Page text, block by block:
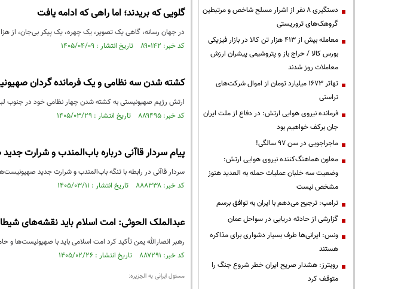
گلویی که بریدند؛ اما راهی که ادامه یافت
در جهان رسانه، گاهی یک تصویر، یک چهره، یک پیکر بی‌جان، از
کد خبر: ۸۹۰۱۴۲ تاریخ انتشار : ۱۴۰۵/۰۴/۰۹
کشته شدن سه نظامی و یک فرمانده گردان
ارتش رژیم صهیونیستی به کشته شدن چهار نظامی خود در جنوب
کد خبر: ۸۸۹۴۹۵ تاریخ انتشار : ۱۴۰۵/۰۳/۲۹
پیام سردار قاآنی درباره باب‌المندب و شرارت
سردار قاآنی در رابطه با تنگه باب‌المندب و شرارت جدید
کد خبر: ۸۸۸۳۳۸ تاریخ انتشار : ۱۴۰۵/۰۳/۱۱
عبدالملک الحوثی: امت اسلام باید نقشه‌های
رهبر انصارالله یمن تأکید کرد امت اسلامی باید با صهیونیست‌ها و
کد خبر: ۸۸۷۲۹۱ تاریخ انتشار : ۱۴۰۵/۰۲/۲۶
مسئول ایرانی به الجزیره:
دستگیری ۸ نفر از اشرار مسلح شاخص و مرتبطین
گروهک‌های تروریستی
معامله بیش از ۴۱۳ هزار تن کالا در بازار فیزیکی
بورس کالا / حراج باز و پتروشیمی پیشران ارزش
معاملات روز شدند
تهاتر ۱۶۷۳ میلیارد تومان از اموال شرکت‌های
تراستی
فرمانده نیروی هوایی ارتش: در دفاع از ملت ایران
جان برکف خواهیم بود
ماجراجویی در سن ۹۷ سالگی!
معاون هماهنگ‌کننده نیروی هوایی ارتش:
وضعیت سه خلبان عملیات حمله به العدید هنوز
مشخص نیست
ترامپ: ترجیح می‌دهم با ایران به توافق برسم
گزارشی از حادثه دریایی در سواحل عمان
ونس: ایرانی‌ها طرف بسیار دشواری برای مذاکره
هستند
رویترز: هشدار صریح ایران خطر شروع جنگ را
متوقف کرد